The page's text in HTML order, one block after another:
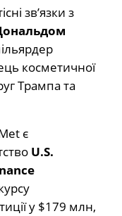
зв’язки з
косметичної
Трампа та
є
U.S.
у $179 млн,